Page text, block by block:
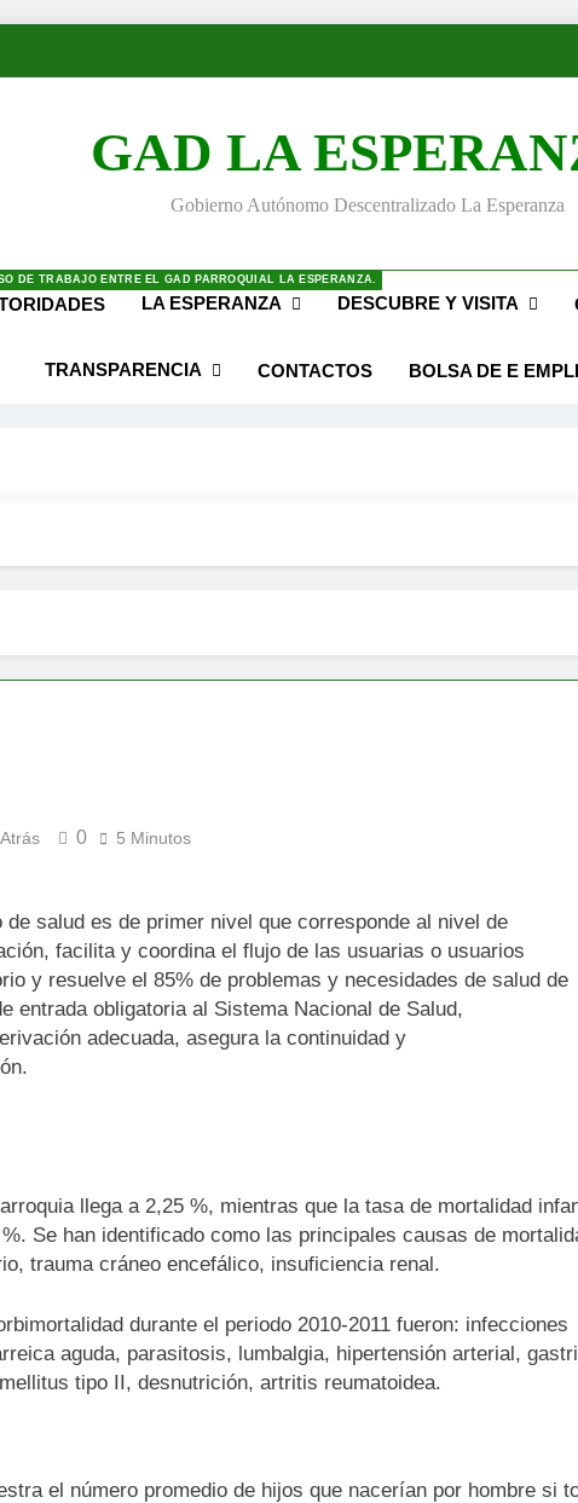
GAD LA
Gobierno Autónomo Descentralizado La Esperanza
DE TRABAJO ENTRE EL GAD PARROQUIAL LA ESPERANZA.
LA ESPERANZA DESCUBRE Y VISITA
TRANSPARENCIA CONTACTOS BOLSA DE E
0 5 Minutos
salud es de primer nivel que corresponde al nivel de
facilita y coordina el flujo de las usuarias o usuarios
y resuelve el 85% de problemas y necesidades de salud de
entrada obligatoria al Sistema Nacional de Salud,
adecuada, asegura la continuidad y
llega a 2,25 %, mientras que la tasa de mortalidad
Se han identificado como las principales causas de
trauma cráneo encefálico, insuficiencia renal.
durante el periodo 2010-2011 fueron: infecciones
aguda, parasitosis, lumbalgia, hipertensión arterial,
tipo II, desnutrición, artritis reumatoidea.
el número promedio de hijos que nacerían por hombre si